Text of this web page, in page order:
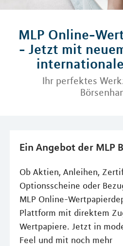
MLP Online-
- Jetzt mit
Ihr perfektes
Ein Angebot der MLP
Ob Aktien, Anleihen,
Optionsscheine oder
MLP Online-
Plattform mit direktem
Wertpapiere. Jetzt in
Feel und mit noch mehr